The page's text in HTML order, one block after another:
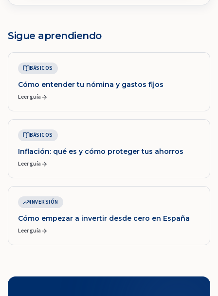
Sigue aprendiendo
BÁSICOS
Cómo entender tu nómina y gastos fijos
Leer guía
BÁSICOS
Inflación: qué es y cómo proteger tus ahorros
Leer guía
INVERSIÓN
Cómo empezar a invertir desde cero en España
Leer guía